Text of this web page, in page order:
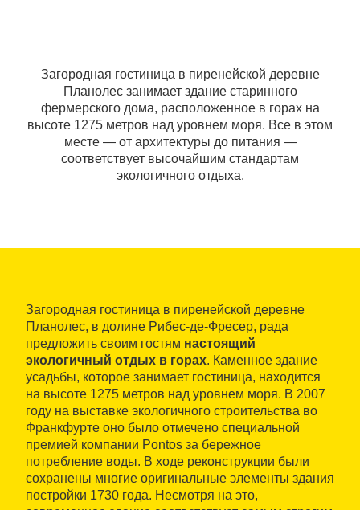
Загородная гостиница в пиренейской деревне
Планолес занимает здание старинного
фермерского дома, расположенное в горах на
высоте 1275 метров над уровнем моря. Все в этом
месте — от архитектуры до питания —
соответствует высочайшим стандартам
экологичного отдыха.
Загородная гостиница в пиренейской деревне
Планолес, в долине Рибес-де-Фресер, рада
предложить своим гостям настоящий
экологичный отдых в горах. Каменное здание
усадьбы, которое занимает гостиница, находится
на высоте 1275 метров над уровнем моря. В 2007
году на выставке экологичного строительства во
Франкфурте оно было отмечено специальной
премией компании Pontos за бережное
потребление воды. В ходе реконструкции были
сохранены многие оригинальные элементы здания
постройки 1730 года. Несмотря на это,